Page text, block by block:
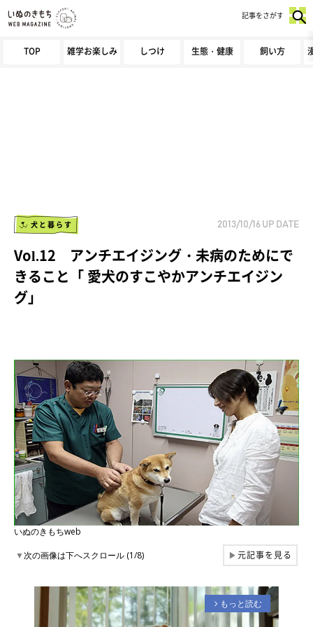
TOP 雑学お楽しみ しつけ 生態・健康 飼い方
記事をさがす
犬と暮らす 2013/10/16 UP DATE
Vol.12 アンチエイジング・未病のためにで
きること「 愛犬のすこやかアンチエイジン
グ」
いぬのきもちweb
▼次の画像は下へスクロール (1/8) ▶元記事を見る
arrow_forward_ios もっと読む